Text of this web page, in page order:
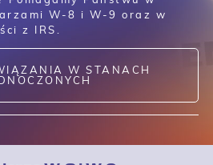
W-8 i W-9 oraz w
z IRS.
W STANACH